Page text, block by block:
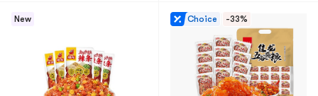
New Choice -33%